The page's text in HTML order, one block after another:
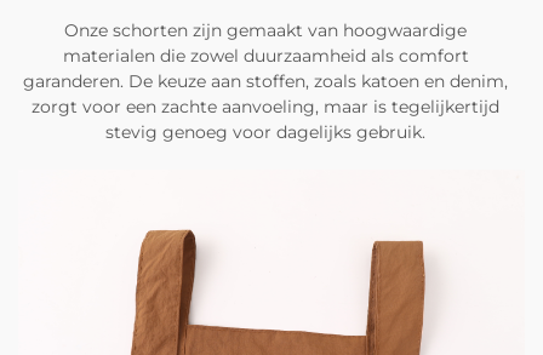
Onze schorten zijn gemaakt van hoogwaardige
materialen die zowel duurzaamheid als comfort
garanderen. De keuze aan stoffen, zoals katoen en denim,
zorgt voor een zachte aanvoeling, maar is tegelijkertijd
stevig genoeg voor dagelijks gebruik.